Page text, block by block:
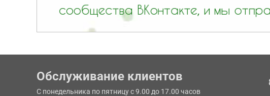
Обслуживание клиентов
С понедельника по пятницу с 9.00 до 17.00 часов